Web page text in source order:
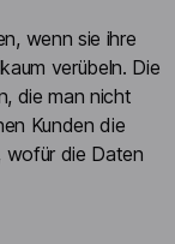
wenn sie ihre
verübeln. Die
die man nicht
Kunden die
wofür die Daten